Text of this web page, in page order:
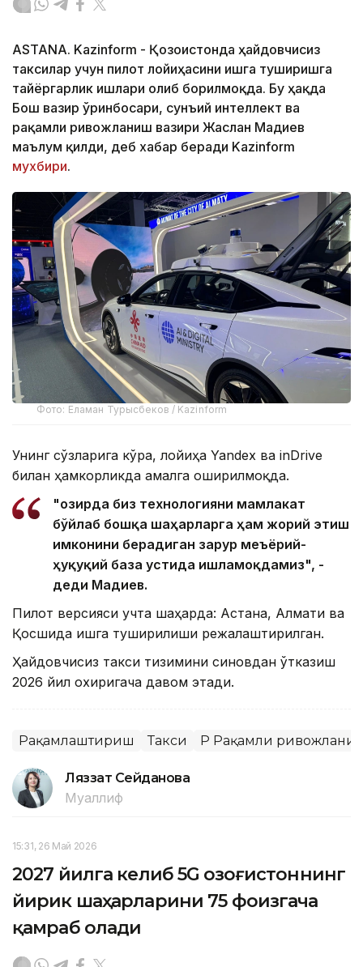
ASTANA. Kazinform - Қозоғистонда ҳайдовчисиз
таксилар учун пилот лойиҳасини ишга туширишга
тайёргарлик ишлари олиб борилмоқда. Бу ҳақда
Бош вазир ўринбосари, сунъий интеллект ва
рақамли ривожланиш вазири Жаслан Мадиев
маълум қилди, деб хабар беради Kazinform
мухбири.
Фото: Еламан Турысбеков / Kazinform
Унинг сўзларига кўра, лойиҳа Yandex ва inDrive
билан ҳамкорликда амалга оширилмоқда.
"Ҳозирда биз технологияни мамлакат
бўйлаб бошқа шаҳарларга ҳам жорий этиш
имконини берадиган зарур меъёрий-
ҳуқуқий база устида ишламоқдамиз", -
деди Мадиев.
Пилот версияси учта шаҳарда: Астана, Алмати ва
Қосшида ишга туширилиши режалаштирилган.
Ҳайдовчисиз такси тизимини синовдан ўтказиш
2026 йил охиригача давом этади.
Рақамлаштириш Такси ҚР Рақамли
Ляззат Сейданова
Муаллиф
15:31, 26 Май 2026
2027 йилга келиб 5G Қозоғистоннинг
йирик шаҳарларини 75 фоизгача
қамраб олади